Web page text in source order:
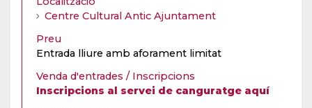
Centre Cultural Antic Ajuntament
Preu
Entrada lliure amb aforament limitat
Venda d'entrades / Inscripcions
Inscripcions al servei de canguratge aquí